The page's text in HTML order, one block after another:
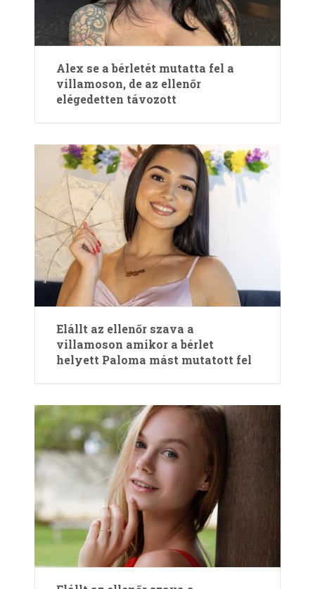
Alex se a bérletét mutatta fel a
villamoson, de az ellenőr
elégedetten távozott
Elállt az ellenőr szava a
villamoson amikor a bérlet
helyett Paloma mást mutatott fel